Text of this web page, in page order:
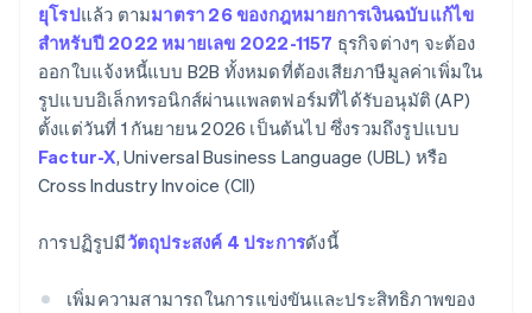
ยุโรปแล้ว ตามมาตรา 26 ของกฎหมายการเงินฉบับแก้ไข
สำหรับปี 2022 หมายเลข 2022-1157 ธุรกิจต่างๆ จะต้อง
ออกใบแจ้งหนี้แบบ B2B ทั้งหมดที่ต้องเสียภาษีมูลค่าเพิ่มใน
รูปแบบอิเล็กทรอนิกส์ผ่านแพลตฟอร์มที่ได้รับอนุมัติ (AP)
ตั้งแต่วันที่ 1 กันยายน 2026 เป็นต้นไป ซึ่งรวมถึงรูปแบบ
Factur-X, Universal Business Language (UBL) หรือ
Cross Industry Invoice (CII)
การปฏิรูปมีวัตถุประสงค์ 4 ประการดังนี้
เพิ่มความสามารถในการแข่งขันและประสิทธิภาพของ